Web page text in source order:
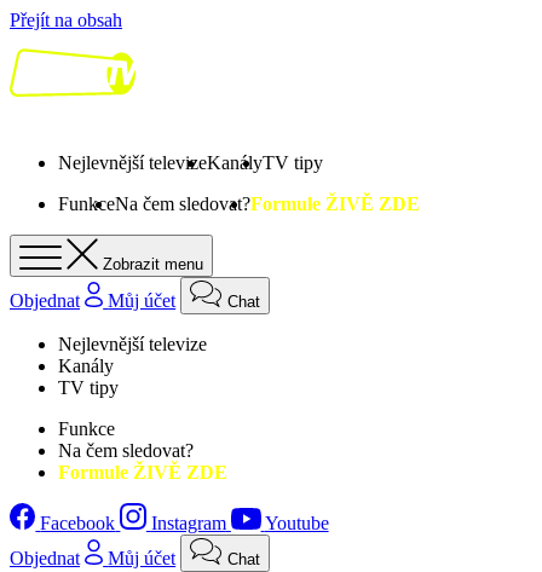
Přejít na obsah
Nejlevnější televizeKanályTV tipy
FunkceNa čem sledovat?Formule ŽIVĚ ZDE
Zobrazit menu
Objednat Můj účet Chat
Nejlevnější televize
Kanály
TV tipy
Funkce
Na čem sledovat?
Formule ŽIVĚ ZDE
Facebook Instagram
Youtube
Objednat
Můj účet Chat